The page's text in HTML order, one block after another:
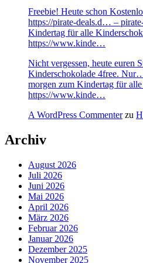
Freebie! Heute schon
https://pirate-deals.d… –
Kindertag für alle
https://www.kinde…
Nicht vergessen, heute euren
Kinderschokolade 4free.
morgen zum Kindertag für
https://www.kinde…
A WordPress Commenterzu
Archiv
August 2026
Juli 2026
Juni 2026
Mai 2026
April 2026
März 2026
Februar 2026
Januar 2026
Dezember 2025
November 2025